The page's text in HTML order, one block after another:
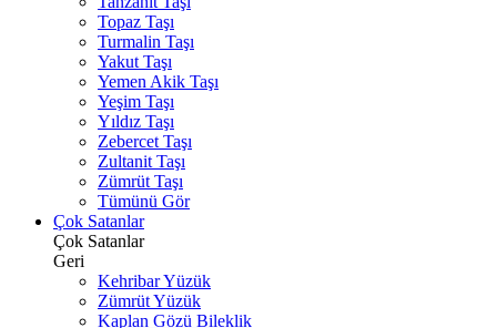
Topaz Taşı
Turmalin Taşı
Yakut Taşı
Yemen Akik Taşı
Yeşim Taşı
Yıldız Taşı
Zebercet Taşı
Zultanit Taşı
Zümrüt Taşı
Tümünü Gör
Çok Satanlar
Çok Satanlar
Geri
Kehribar Yüzük
Zümrüt Yüzük
Kaplan Gözü Bileklik